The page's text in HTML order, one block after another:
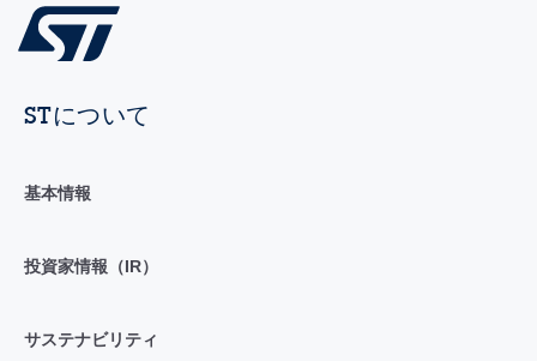
STについて
基本情報
投資家情報（IR）
サステナビリティ